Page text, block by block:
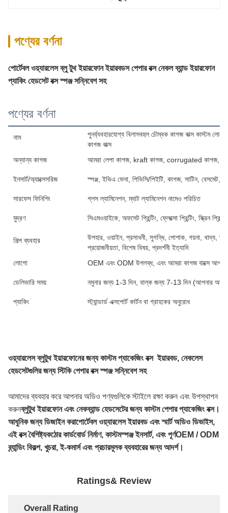
পণ্যের বর্ণনা
পোর্টেবল ওয়্যারলেস ব্লু টুথ ইয়ারফোন ইয়ারবডস পেপার বক্স নেকল ব্যান্ড ইয়ারফোন
প্যাকিং হেডসেট বক্স স্পঞ্জ সন্নিবেশ সহ
পণ্যের বর্ণনা
নাম
পুনর্ব্যবহারযোগ্য বিলাসবহুল চৌম্বক কাগজ বাক্স কাস্টম
কাগজ বাক্স
অন্যান্য কাগজ
আমরা লেপা কাগজ, kraft কাগজ, corrugated কাগজ,
ইনসার্ট/অ্যাক্সেসরিজ স্পঞ্জ, ইভিএ ফেনা, পিভিসি/পিইটি, কাগজ, সাটিন, বেসমেট,
সারফেস ফিনিশিং গ্লস ল্যামিনেশন, ম্যাট ল্যামিনেশন নামেও পরিচিত
মুদ্রণ সিএমওয়াইকে, অফসেট প্রিন্টিং, ফ্লেক্সো প্রিন্টিং, স্ক্রিন প্রিন্টিং
শিল্প ব্যবহার
উপহার, ওয়াইন, প্রসাধনী, সুগন্ধি, পোশাক, গয়না, খাদ্য,
প্রয়োজনীয়তা, বিশেষ বিষয়, প্রদর্শনী ইত্যাদি
লোগো
OEM এবং ODM উপলব্ধ, এবং আমরা কাগজ বাক্সে
ডেলিভারি সময় নমুনার জন্য 1-3 দিন, বাল্ক জন্য 7-13 দিন (আপনার
প্যাকিং স্ট্যান্ডার্ড এক্সপোর্ট কার্টন বা গ্রাহকের অনুরোধ
ওয়্যারলেস ব্লুটুথ ইয়ারফোনের জন্য কাস্টম প্যাকেজিং বক্স ️ ইয়ারবড, নেকলেস
হেডসেটগুলির জন্য স্টিকি পেপার বক্স স্পঞ্জ সন্নিবেশ সহ
আমাদের ব্যবহার করে আপনার অডিও পণ্যগুলিকে স্টাইলে রক্ষা করুন এবং উপস্থাপন
করুনব্লুটুথ ইয়ারফোন এবং নেকব্যান্ড হেডসেটের জন্য কাস্টম পেপার প্যাকেজিং বক্স।
আধুনিক জন্য ডিজাইন করাপোর্টেবল ওয়্যারলেস ইয়ারবড এবং স্মার্ট অডিও ডিভাইস,
এই বক্স বৈশিষ্ট্যকঠোর কার্ডবোর্ড নির্মাণ, কাস্টমস্পঞ্জ ইনসার্ট, এবং পূর্ণOEM / ODM
ব্র্যান্ডিং বিকল্প, খুচরা, ই-কমার্স এবং প্রচারমূলক ব্যবহারের জন্য আদর্শ।
Ratings& Review
Overall Rating